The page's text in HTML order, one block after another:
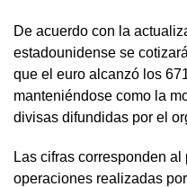
De acuerdo con la
estadounidense se
que el euro alcanzó los
manteniéndose como la
divisas difundidas por el
Las cifras corresponden
operaciones realizadas